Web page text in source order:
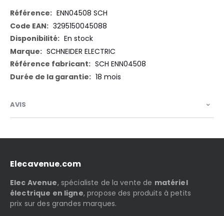
Plus
d’information
ENN04508 SCH
3295150045088
En stock
SCHNEIDER ELECTRIC
SCH ENN04508
18 mois
AVIS
Elecavenue.com
Elec Avenue, spécialiste de la vente de matériel
électrique en ligne, propose des produits à petits
prix sur des grandes marques.